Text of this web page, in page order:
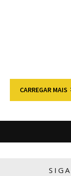
CARREGAR MAIS